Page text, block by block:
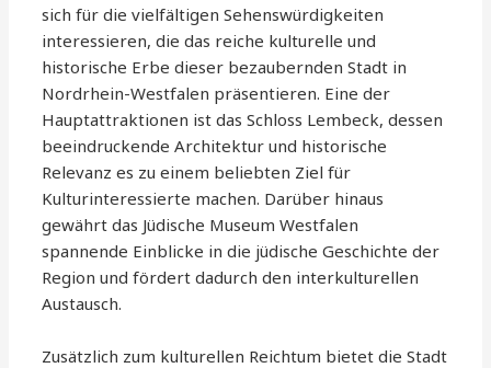
sich für die vielfältigen Sehenswürdigkeiten
interessieren, die das reiche kulturelle und
historische Erbe dieser bezaubernden Stadt in
Nordrhein-Westfalen präsentieren. Eine der
Hauptattraktionen ist das Schloss Lembeck, dessen
beeindruckende Architektur und historische
Relevanz es zu einem beliebten Ziel für
Kulturinteressierte machen. Darüber hinaus
gewährt das Jüdische Museum Westfalen
spannende Einblicke in die jüdische Geschichte der
Region und fördert dadurch den interkulturellen
Austausch.
Zusätzlich zum kulturellen Reichtum bietet die Stadt